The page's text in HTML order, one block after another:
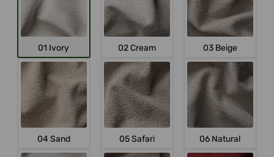
01 Ivory 02 Cream 03 Beige
04 Sand 05 Safari 06 Natural